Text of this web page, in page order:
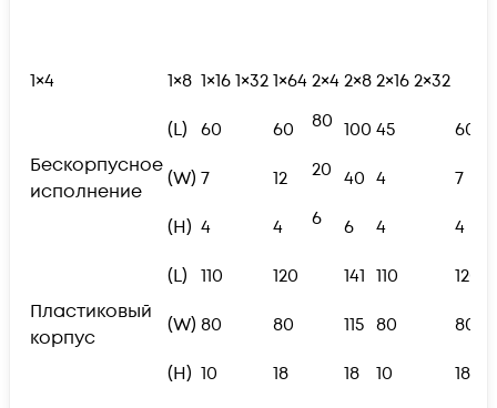
1×4 1×8 1×161×321×642×42×82×162×32
Бескорпусное
исполнение
(L) 60 60 80 100 45
60
(W) 7 12 20 40 4
7
(H) 4 4 6 6 4 4
Пластиковый
корпус
(L) 110 120 141 110
120
(W) 80 80 115 80
80
(H) 10 18 18 10
18